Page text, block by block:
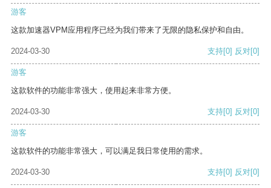
游客
这款加速器VPM应用程序已经为我们带来了无限的隐私保护和自由。
2024-03-30 支持[0] 反对[0]
游客
这款软件的功能非常强大，使用起来非常方便。
2024-03-30 支持[0] 反对[0]
游客
这款软件的功能非常强大，可以满足我日常使用的需求。
2024-03-30 支持[0] 反对[0]